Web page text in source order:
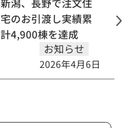
宅のお引渡し実績累
計4,900棟を達成
2026年4月6日
お知らせ